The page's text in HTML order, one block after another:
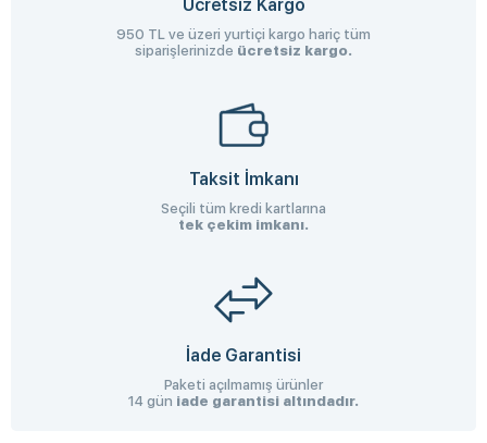
Ücretsiz Kargo
950 TL ve üzeri yurtiçi kargo hariç tüm
siparişlerinizde ücretsiz kargo.
Taksit İmkanı
Seçili tüm kredi kartlarına
tek çekim imkanı.
İade Garantisi
Paketi açılmamış ürünler
14 gün iade garantisi altındadır.